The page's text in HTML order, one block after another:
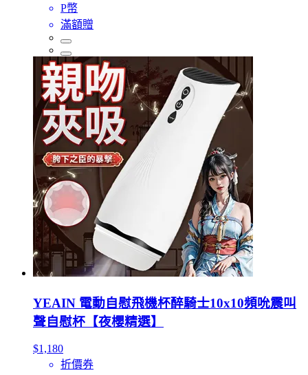
P幣
滿額贈
YEAIN 電動自慰飛機杯醉騎士10x10頻吮震叫
聲自慰杯【夜櫻精選】
$1,180
折價券